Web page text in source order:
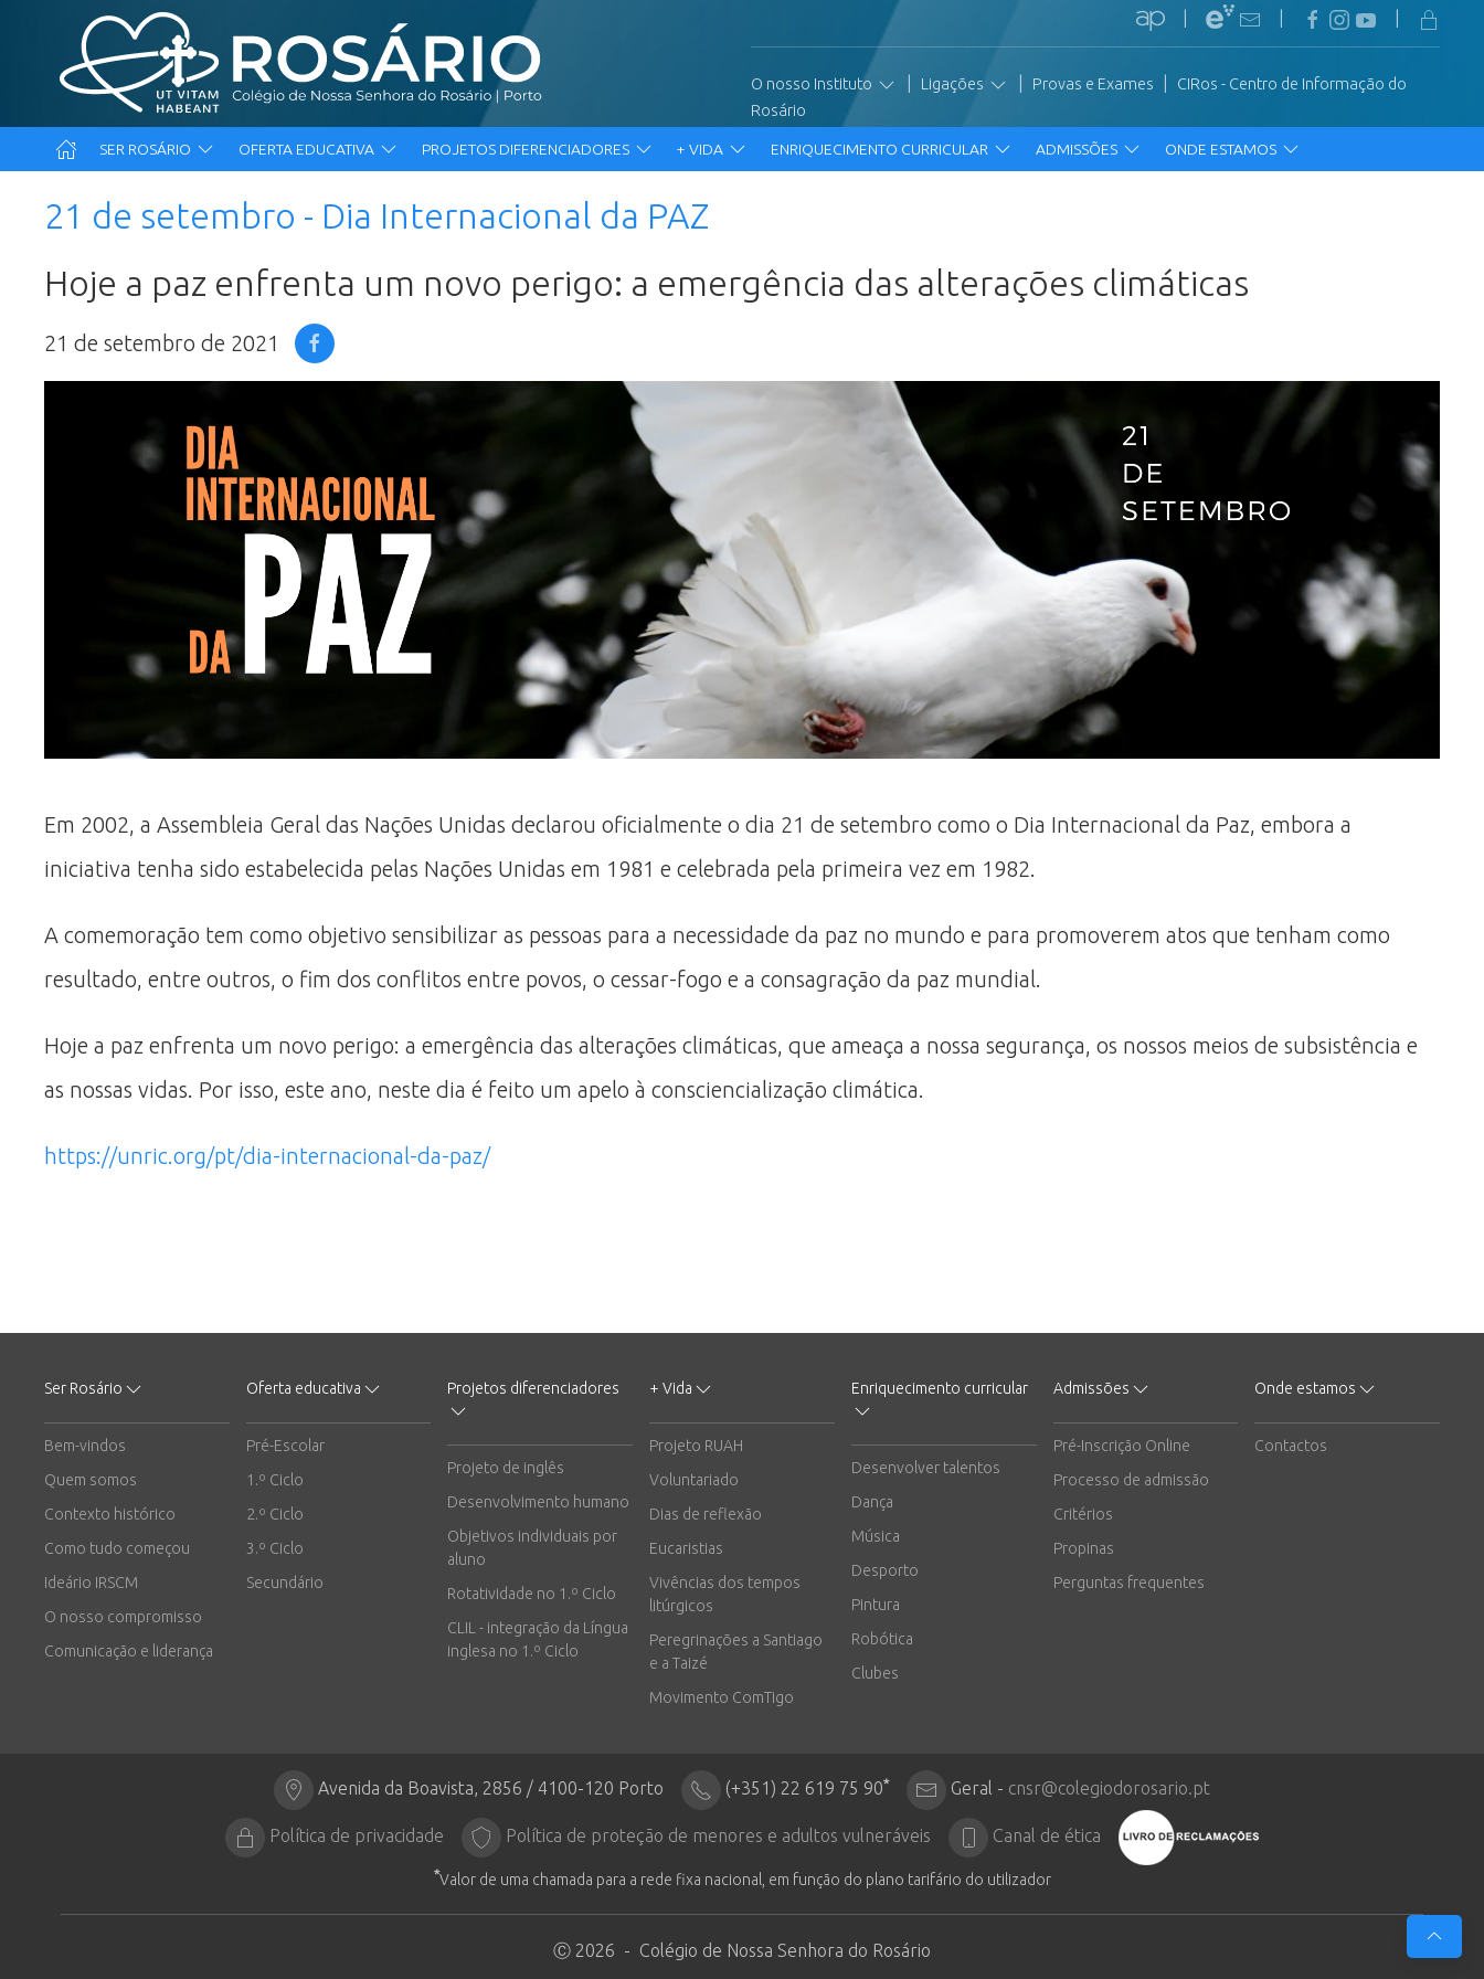
O nosso Instituto Ligações Provas e Exames
CIRos - Centro de Informação do
Rosário
SER ROSÁRIO OFERTA EDUCATIVA PROJETOS DIFERENCIADORES + VIDA ENRIQUECIMENTO CURRICULAR ADMISSÕES ONDE ESTAMOS
21 de setembro - Dia Internacional da PAZ
Hoje a paz enfrenta um novo perigo: a emergência das alterações climáticas
21 de setembro de 2021
Em 2002, a Assembleia Geral das Nações Unidas declarou oficialmente o dia 21 de setembro como o Dia Internacional da Paz, embora a
iniciativa tenha sido estabelecida pelas Nações Unidas em 1981 e celebrada pela primeira vez em 1982.
A comemoração tem como objetivo sensibilizar as pessoas para a necessidade da paz no mundo e para promoverem atos que tenham como
resultado, entre outros, o fim dos conflitos entre povos, o cessar-fogo e a consagração da paz mundial.
Hoje a paz enfrenta um novo perigo: a emergência das alterações climáticas, que ameaça a nossa segurança, os nossos meios de subsistência e
as nossas vidas. Por isso, este ano, neste dia é feito um apelo à consciencialização climática.
https://unric.org/pt/dia-internacional-da-paz/
Ser Rosário
Bem-vindos
Quem somos
Contexto histórico
Como tudo começou
Ideário IRSCM
O nosso compromisso
Comunicação e liderança
Oferta educativa
Pré-Escolar
1.º Ciclo
2.º Ciclo
3.º Ciclo
Secundário
Projetos diferenciadores
Projeto de inglês
Desenvolvimento humano
Objetivos individuais por
aluno
Rotatividade no 1.º Ciclo
CLIL - integração da Língua
inglesa no 1.º Ciclo
+ Vida
Projeto RUAH
Voluntariado
Dias de reflexão
Eucaristias
Vivências dos tempos
litúrgicos
Peregrinações a Santiago
e a Taizé
Movimento ComTigo
Enriquecimento curricular
Desenvolver talentos
Dança
Música
Desporto
Pintura
Robótica
Clubes
Admissões
Pré-Inscrição Online
Processo de admissão
Critérios
Propinas
Perguntas frequentes
Onde estamos
Contactos
Avenida da Boavista, 2856 / 4100-120 Porto (+351) 22 619 75 90* Geral - cnsr@colegiodorosario.pt
Política de privacidade Política de proteção de menores e adultos vulneráveis Canal de ética
*Valor de uma chamada para a rede fixa nacional, em função do plano tarifário do utilizador
Ⓒ 2026 - Colégio de Nossa Senhora do Rosário